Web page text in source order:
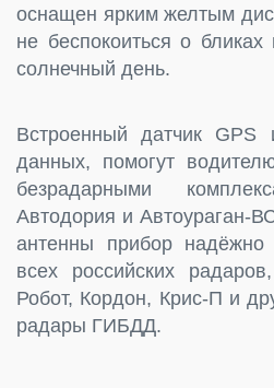
оснащен ярким желтым
не беспокоиться о
солнечный день.
Встроенный датчик GPS
данных, помогут
безрадарными
Автодория и Автоураган-
антенны прибор надёжно
всех российских
Робот, Кордон, Крис-П и
радары ГИБДД.